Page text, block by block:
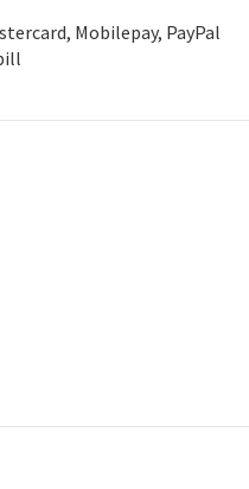
Mobilepay, PayPal